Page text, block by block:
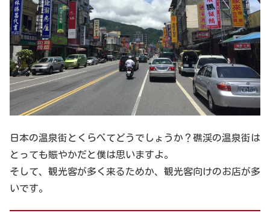
日本の温泉街とくらべてどうでしょうか？礁渓の温泉街は
とっても賑やかだと僕は思いますよ。
そして、観光客が多く来るためか、観光客向けのお店が多
いです。